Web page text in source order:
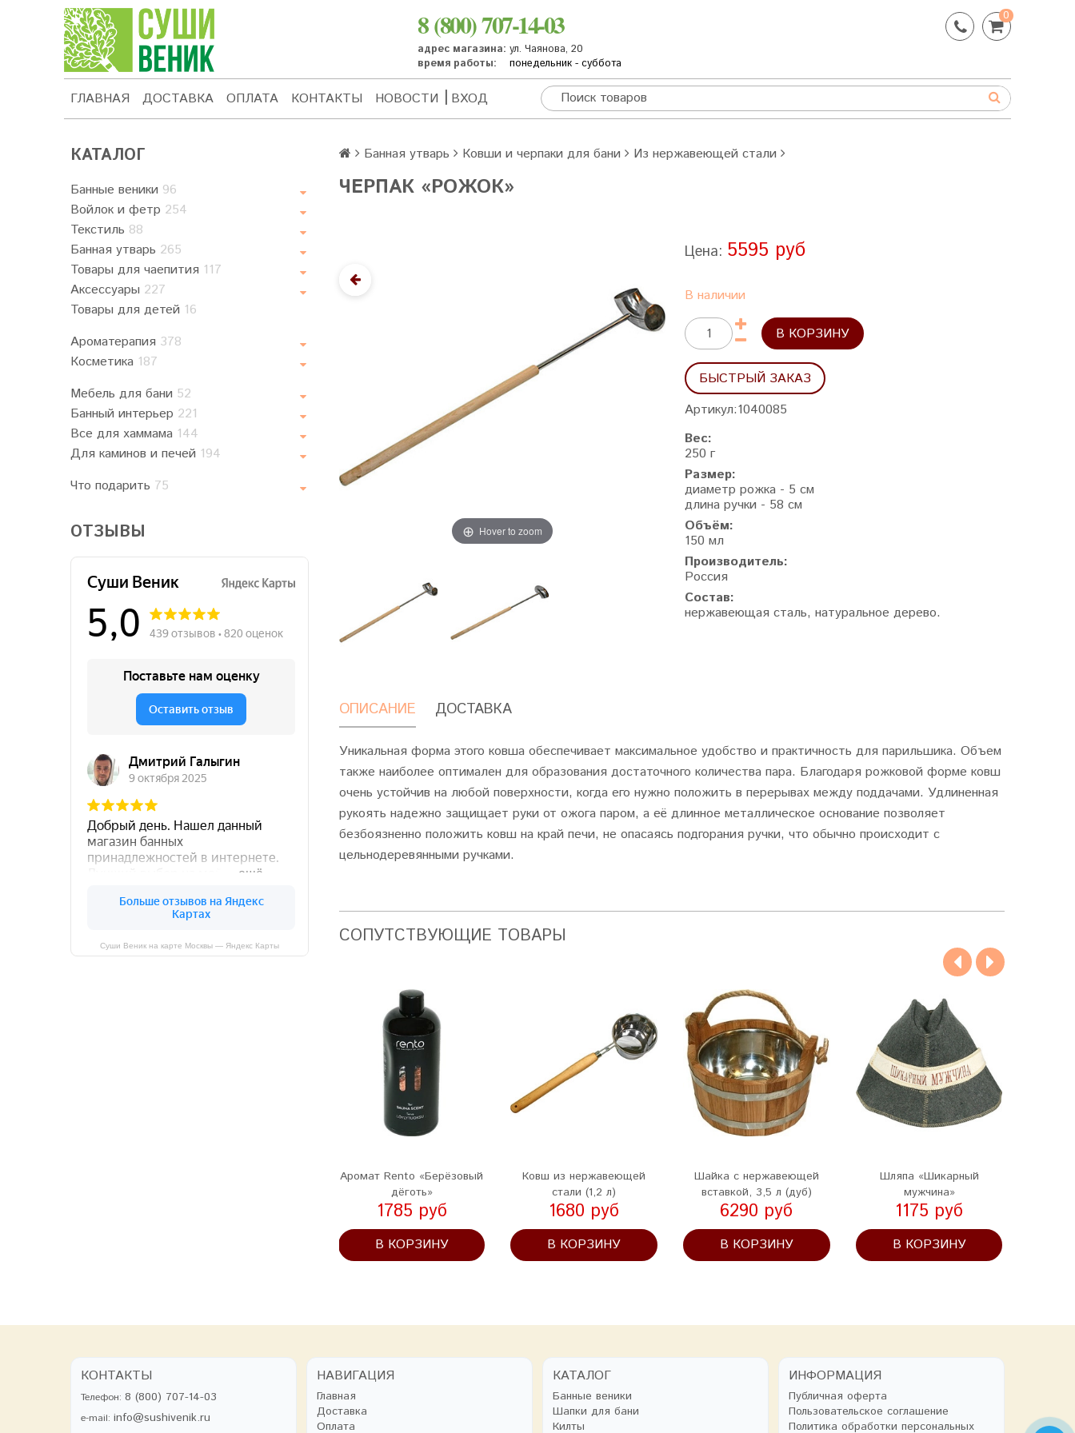
8 (800) 707-14-03
адрес магазина:ул. Чаянова, 20
время работы:
понедельник - суббота
0
ГЛАВНАЯ ДОСТАВКА ОПЛАТА КОНТАКТЫ НОВОСТИ ВХОД
КАТАЛОГ
Банные веники 96
Войлок и фетр 254
Текстиль 88
Банная утварь 265
Товары для чаепития 117
Аксессуары 227
Товары для детей 16
Ароматерапия 378
Косметика 187
Мебель для бани 52
Банный интерьер 221
Все для хаммама 144
Для каминов и печей 194
Что подарить 75
ОТЗЫВЫ
Суши Веник на карте Москвы — Яндекс Карты
Банная утварь Ковши и черпаки для бани Из нержавеющей стали
ЧЕРПАК «РОЖОК»
Hover to zoom
Цена: 5595 руб
В наличии
В КОРЗИНУ
БЫСТРЫЙ ЗАКАЗ
Артикул:1040085
Вес:
250 г
Размер:
диаметр рожка - 5 см
длина ручки - 58 см
Объём:
150 мл
Производитель:
Россия
Состав:
нержавеющая сталь, натуральное дерево.
ОПИСАНИЕ ДОСТАВКА
Уникальная форма этого ковша обеспечивает максимальное удобство и практичность для парильшика. Объем
также наиболее оптимален для образования достаточного количества пара. Благодаря рожковой форме ковш
очень устойчив на любой поверхности, когда его нужно положить в перерывах между поддачами. Удлиненная
рукоять надежно защищает руки от ожога паром, а её длинное металлическое основание позволяет
безбоязненно положить ковш на край печи, не опасаясь подгорания ручки, что обычно происходит с
цельнодеревянными ручками.
CОПУТСТВУЮЩИЕ ТОВАРЫ
Аромат Rento «Берёзовый
дёготь»
1785 руб
В КОРЗИНУ
Ковш из нержавеющей
стали (1,2 л)
1680 руб
В КОРЗИНУ
Шайка с нержавеющей
вставкой, 3,5 л (дуб)
6290 руб
В КОРЗИНУ
Шляпа «Шикарный
мужчина»
1175 руб
В КОРЗИНУ
КОНТАКТЫ
Телефон: 8 (800) 707-14-03
e-mail: info@sushivenik.ru
НАВИГАЦИЯ
Главная
Доставка
Оплата
КАТАЛОГ
Банные веники
Шапки для бани
Килты
ИНФОРМАЦИЯ
Публичная оферта
Пользовательское соглашение
Политика обработки персональных